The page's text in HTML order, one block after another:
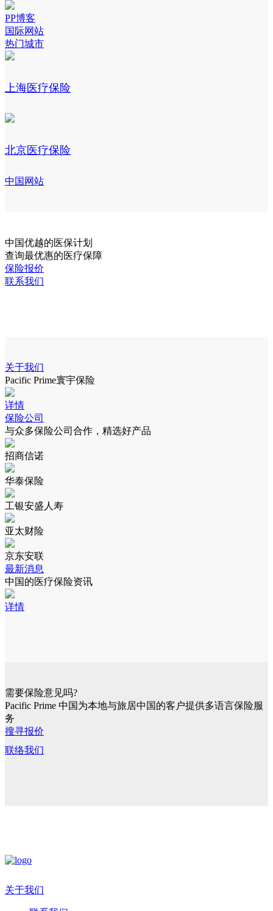
PP博客
国际网站
热门城市
上海医疗保险
北京医疗保险
中国网站
中国优越的医保计划
查询最优惠的医疗保障
保险报价
联系我们
关于我们
Pacific Prime寰宇保险
详情
保险公司
与众多保险公司合作，精选好产品
招商信诺
华泰保险
工银安盛人寿
亚太财险
京东安联
最新消息
中国的医疗保险资讯
详情
需要保险意见吗?
Pacific Prime 中国为本地与旅居中国的客户提供多语言保险服
务
搜寻报价
联络我们
关于我们